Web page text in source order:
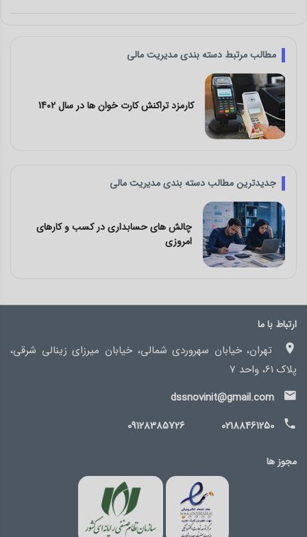
مطالب مرتبط دسته بندی مدیریت مالی
4 چالش بزرگی که امروزه حسابداران با آن
روبرو هستند
جدیدترین مطالب دسته بندی مدیریت مالی
نرم افزار حسابداری مدرن؛ راهکار هوشمند
مدیریت مالی
ارتباط با ما
تهران، خیابان سهروردی شمالی، خیابان میرزای زینالی شرقی،
پلاک 61، واحد 7
dssnovinit@gmail.com
02188461250
09128385726
مجوز ها